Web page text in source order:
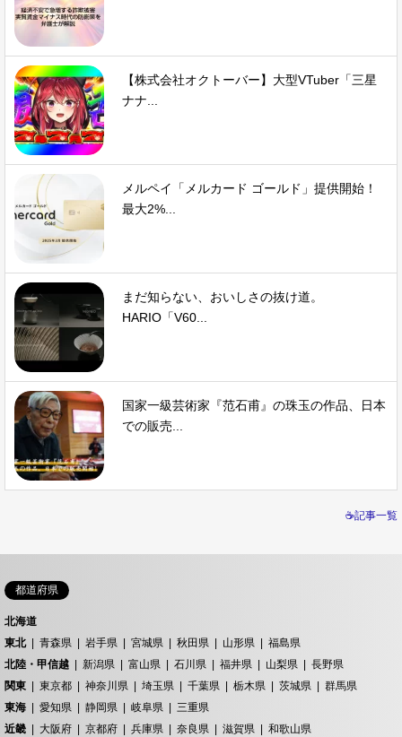
【株式会社オクトーバー】大型VTuber「三星
ナナ...
メルペイ「メルカード ゴールド」提供開始！
最大2%...
まだ知らない、おいしさの抜け道。
HARIO「V60...
国家一級芸術家『范石甫』の珠玉の作品、日本
での販売...
☕記事一覧
都道府県
北海道
東北
青森県 岩手県 宮城県 秋田県 山形県
福島県
北陸・甲信越
新潟県 富山県 石川県 福井県 山梨県
長野県
関東
東京都 神奈川県 埼玉県 千葉県 栃木県 茨城県
群馬県
東海
愛知県 静岡県 岐阜県
三重県
近畿
大阪府 京都府 兵庫県 奈良県 滋賀県
和歌山県